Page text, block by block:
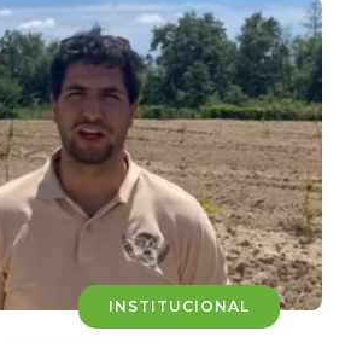
INSTITUCIONAL